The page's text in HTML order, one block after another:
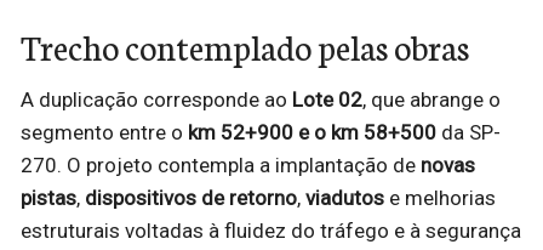
Trecho contemplado pelas obras
A duplicação corresponde ao Lote 02, que abrange o
segmento entre o km 52+900 e o km 58+500 da SP-
270. O projeto contempla a implantação de novas
pistas, dispositivos de retorno, viadutos e melhorias
estruturais voltadas à fluidez do tráfego e à segurança